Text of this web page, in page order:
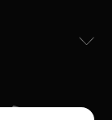
rozměry 21